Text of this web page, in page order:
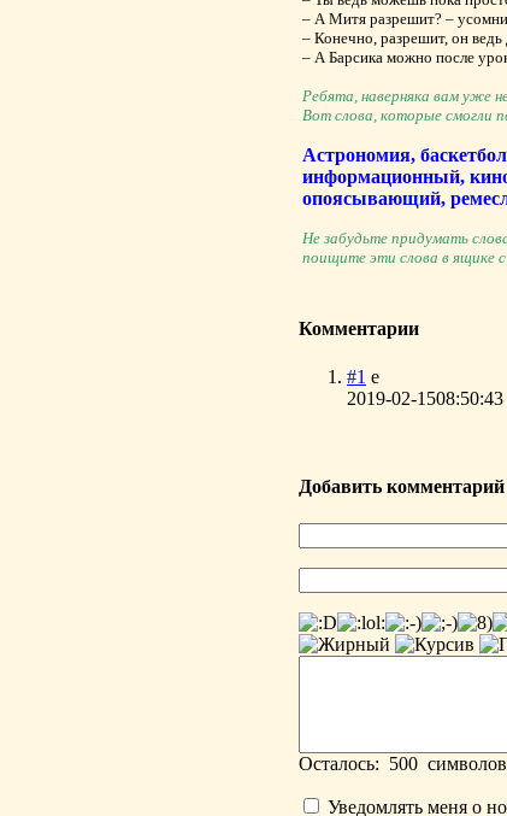
– А Митя разрешит? –
– Конечно, разрешит, он
– А Барсика можно после
Ребята, наверняка вам уже
Вот слова, которые смогли
Астрономия,
информационный,
опоясывающий,
Не забудьте придумать
поищите эти слова в ящике
Комментарии
#1 e
2019-02-1508:50:43
Добавить комментарий
Осталось: 500 символов
Уведомлять меня о